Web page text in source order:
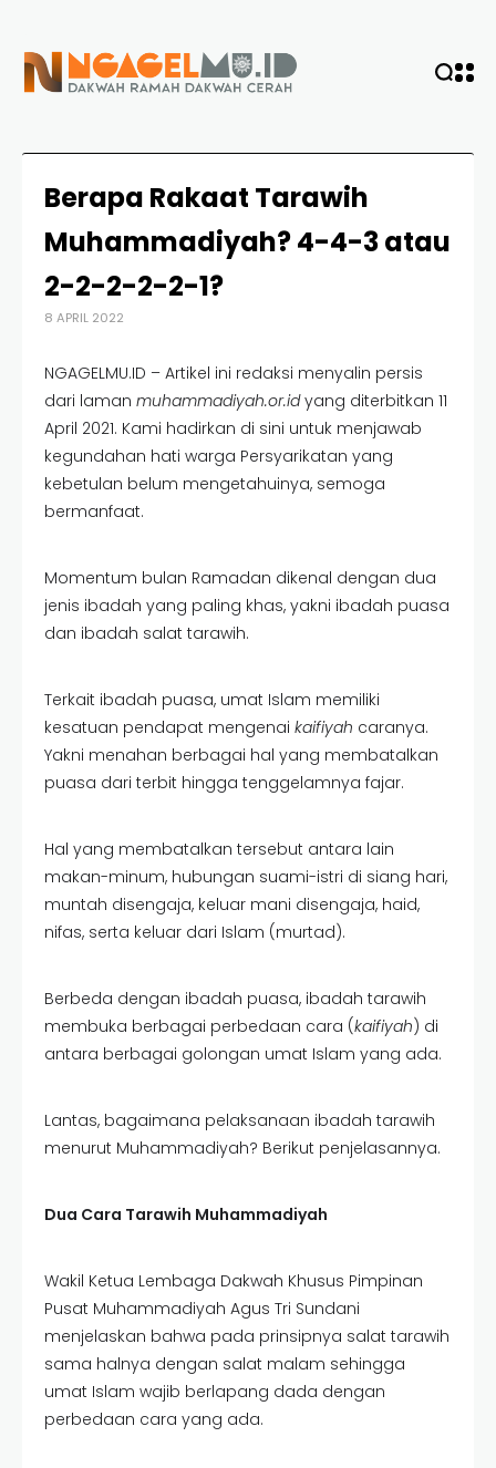
Berapa Rakaat Tarawih
Muhammadiyah? 4-4-3 atau
2-2-2-2-2-1?
8 APRIL 2022
NGAGELMU.ID – Artikel ini redaksi menyalin persis
dari laman muhammadiyah.or.idyang diterbitkan 11
April 2021. Kami hadirkan di sini untuk menjawab
kegundahan hati warga Persyarikatan yang
kebetulan belum mengetahuinya, semoga
bermanfaat.
Momentum bulan Ramadan dikenal dengan dua
jenis ibadah yang paling khas, yakni ibadah puasa
dan ibadah salat tarawih.
Terkait ibadah puasa, umat Islam memiliki
kesatuan pendapat mengenai kaifiyah caranya.
Yakni menahan berbagai hal yang membatalkan
puasa dari terbit hingga tenggelamnya fajar.
Hal yang membatalkan tersebut antara lain
makan-minum, hubungan suami-istri di siang hari,
muntah disengaja, keluar mani disengaja, haid,
nifas, serta keluar dari Islam (murtad).
Berbeda dengan ibadah puasa, ibadah tarawih
membuka berbagai perbedaan cara (kaifiyah) di
antara berbagai golongan umat Islam yang ada.
Lantas, bagaimana pelaksanaan ibadah tarawih
menurut Muhammadiyah? Berikut penjelasannya.
Dua Cara Tarawih Muhammadiyah
Wakil Ketua Lembaga Dakwah Khusus Pimpinan
Pusat Muhammadiyah Agus Tri Sundani
menjelaskan bahwa pada prinsipnya salat tarawih
sama halnya dengan salat malam sehingga
umat Islam wajib berlapang dada dengan
perbedaan cara yang ada.